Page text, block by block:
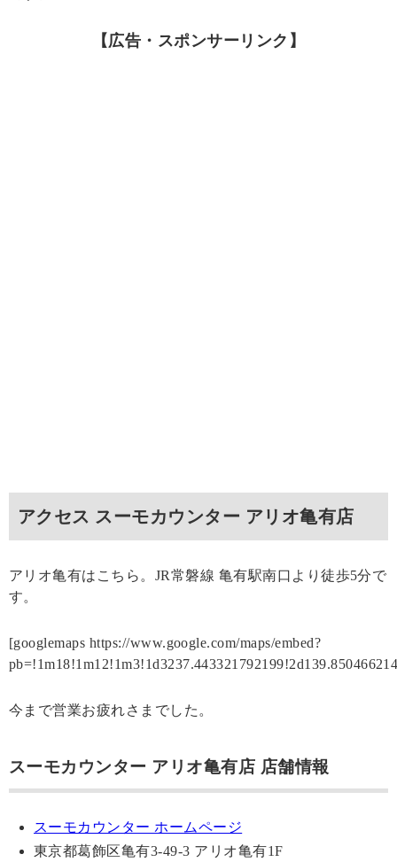
【広告・スポンサーリンク】
アクセス スーモカウンター アリオ亀有店
アリオ亀有はこちら。JR常磐線 亀有駅南口より徒歩5分で
す。
[googlemaps https://www.google.com/maps/embed?
今まで営業お疲れさまでした。
スーモカウンター アリオ亀有店 店舗情報
スーモカウンター ホームページ
東京都葛飾区亀有3-49-3 アリオ亀有1F